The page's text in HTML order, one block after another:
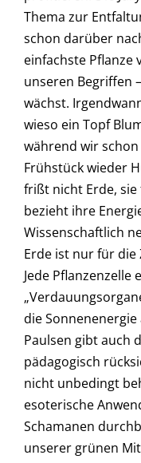
Thema zur
schon darüber
einfachste Pflanze
unseren Begriffen
wächst.
wieso ein Topf
während wir
Frühstück wieder
frißt nicht Erde,
bezieht ihre
Wissenschaftlich
Erde ist nur für
Jede Pflanzenzelle
die
Paulsen gibt auch
pädagogisch
nicht unbedingt
esoterische
Schamanen
unserer grünen